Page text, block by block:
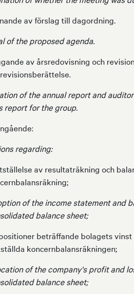
av förslag till dagordning.
of the proposed agenda.
av årsredovisning och
of the annual report and
report for the group.
regarding:
av resultaträkning och
of the income statement and
balance sheet;
beträffande bolagets
koncernbalansräkningen;
of the company's profit and
balance sheet;